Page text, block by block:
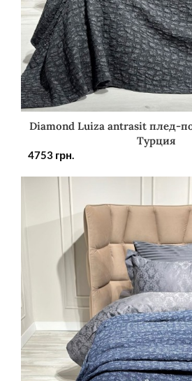
Diamond Luiza antrasit плед-
Турция
4753 грн.